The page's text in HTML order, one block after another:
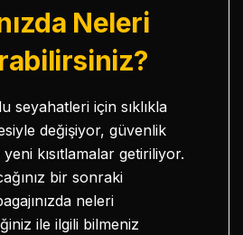
Neleri
seyahatleri için sıklıkla
değişiyor, güvenlik
yeni kısıtlamalar getiriliyor.
bir sonraki
neleri
ile ilgili bilmeniz